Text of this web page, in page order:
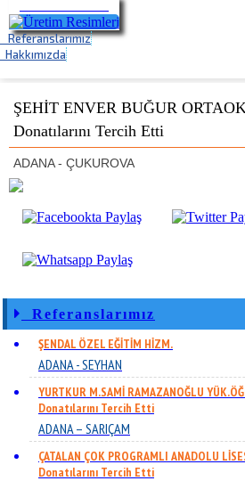
Referanslarımız
Hakkımızda
ŞEHİT ENVER BUĞUR
Donatılarını Tercih Etti
ADANA - ÇUKUROVA
Referanslarımız
ŞENDAL ÖZEL EĞİTİM HİZM.
ADANA - SEYHAN
YURTKUR M.SAMİ RAMAZANOĞLU
Donatılarını Tercih Etti
ADANA – SARIÇAM
ÇATALAN ÇOK PROGRAMLI ANADOLU
Donatılarını Tercih Etti